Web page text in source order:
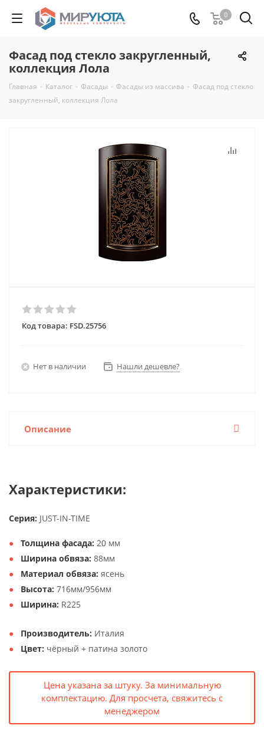
0
Фасад под стекло закругленный,
коллекция Лола
Главная - Каталог - Фасады - Фасады из массива - Фасад под стекло
закругленный, коллекция Лола
Код товара: FSD.25756
Нет в наличии Нашли дешевле?
Описание
Характеристики:
Серия: JUST-IN-TIME
Толщина фасада: 20 мм
Ширина обвяза: 88мм
Материал обвяза: ясень
Высота: 716мм/956мм
Ширина: R225
Производитель: Италия
Цвет: чёрный + патина золото
Цена указана за штуку. За минимальную
комплектацию. Для просчета, свяжитесь с
менеджером